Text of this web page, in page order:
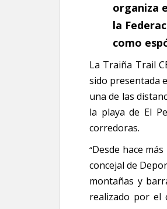
organiza
la
como
La Traiña Trail
sido presentada
una de las
la playa de El
corredoras.
“Desde hace
concejal de
montañas y
realizado por el